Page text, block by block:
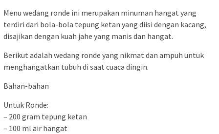
Menu wedang ronde ini merupakan minuman hangat yang
terdiri dari bola-bola tepung ketan yang diisi dengan kacang,
disajikan dengan kuah jahe yang manis dan hangat.
Berikut adalah wedang ronde yang nikmat dan ampuh untuk
menghangatkan tubuh di saat cuaca dingin.
Bahan-bahan
Untuk Ronde:
– 200 gram tepung ketan
– 100 ml air hangat